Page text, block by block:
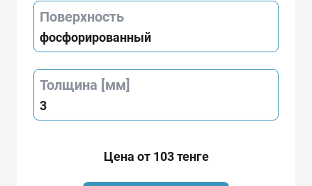
Поверхность
фосфорированный
Толщина [мм]
3
Цена от 103 тенге